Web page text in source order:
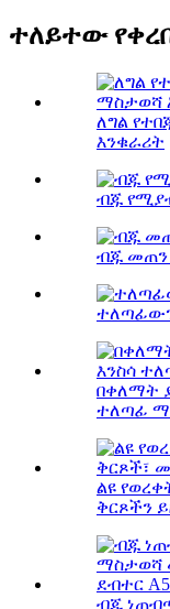
ተለይተው
ለግል
እንቁራሪት
ብጁ
ብጁ
በቀለማት
ተለጣፊ
ልዩ
ቅርጾችን
ብጁ